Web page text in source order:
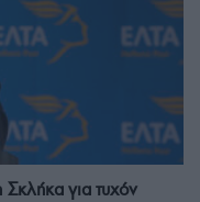
για τυχόν